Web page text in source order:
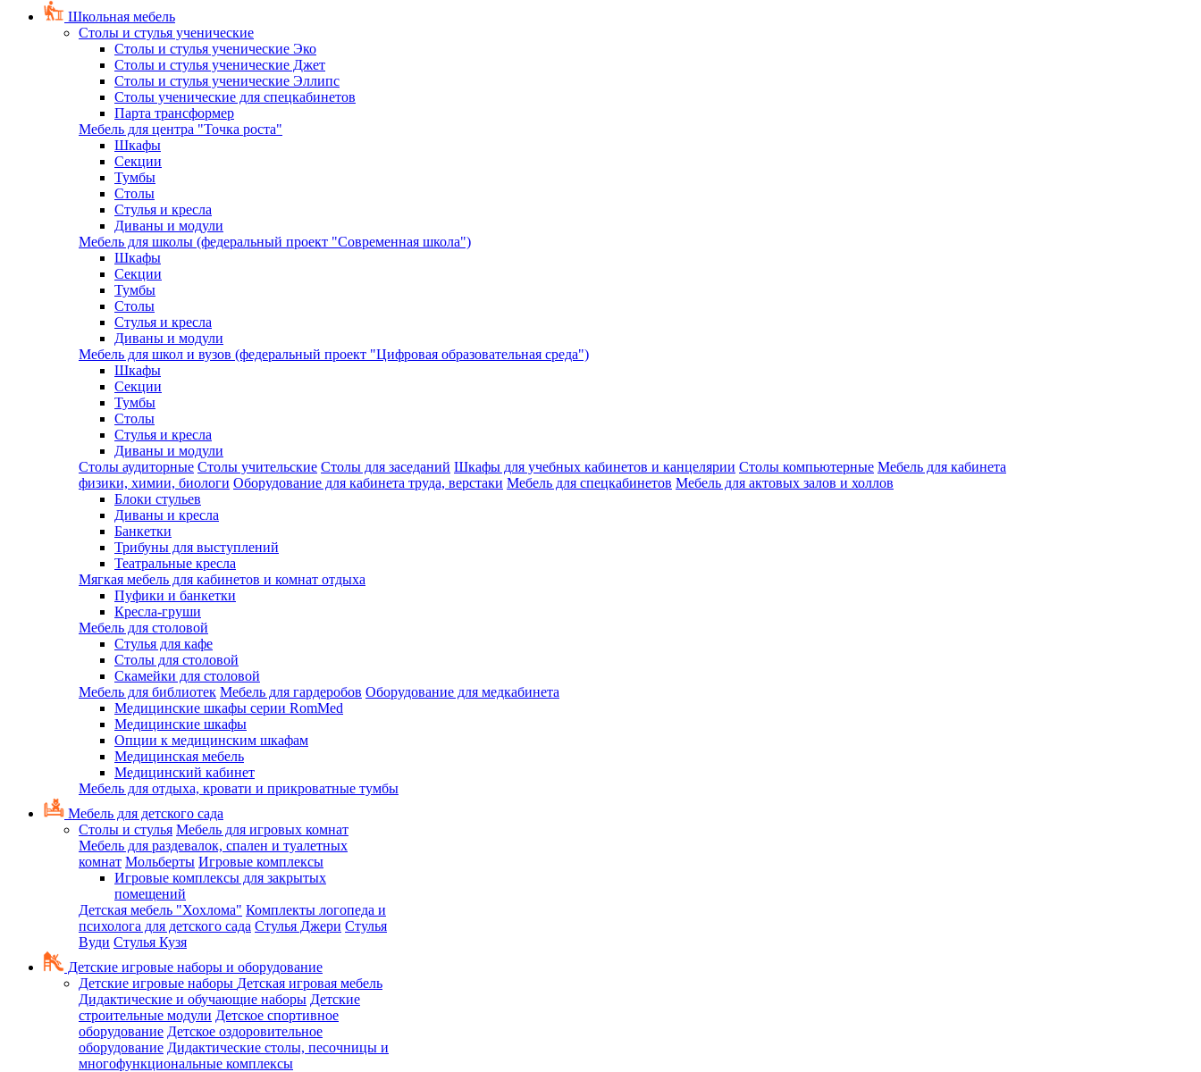
Школьная мебель
Столы и стулья ученические
Столы и стулья ученические Эко
Столы и стулья ученические Джет
Столы и стулья ученические Эллипс
Столы ученические для спецкабинетов
Парта трансформер
Мебель для центра "Точка роста"
Шкафы
Секции
Тумбы
Столы
Стулья и кресла
Диваны и модули
Мебель для школы (федеральный проект "Современная школа")
Шкафы
Секции
Тумбы
Столы
Стулья и кресла
Диваны и модули
Мебель для школ и вузов (федеральный проект "Цифровая образовательная среда")
Шкафы
Секции
Тумбы
Столы
Стулья и кресла
Диваны и модули
Столы аудиторные Столы учительские Столы для заседаний Шкафы для учебных кабинетов и канцелярии Столы компьютерные Мебель для кабинета
физики, химии, биологи Оборудование для кабинета труда, верстаки Мебель для спецкабинетов Мебель для актовых залов и холлов
Блоки стульев
Диваны и кресла
Банкетки
Трибуны для выступлений
Театральные кресла
Мягкая мебель для кабинетов и комнат отдыха
Пуфики и банкетки
Кресла-груши
Мебель для столовой
Cтулья для кафе
Cтолы для столовой
Скамейки для столовой
Мебель для библиотек Мебель для гардеробов Оборудование для медкабинета
Медицинские шкафы серии RomMed
Медицинские шкафы
Опции к медицинским шкафам
Медицинская мебель
Медицинский кабинет
Мебель для отдыха, кровати и прикроватные тумбы
Мебель для детского сада
Столы и стулья Мебель для игровых комнат
Мебель для раздевалок, спален и туалетных
комнат Мольберты Игровые комплексы
Игровые комплексы для закрытых
помещений
Детская мебель "Хохлома" Комплекты логопеда и
психолога для детского сада Стулья Джери Стулья
Вуди Стулья Кузя
Детские игровые наборы и оборудование
Детские игровые наборы Детская игровая мебель
Дидактические и обучающие наборы Детские
строительные модули Детское спортивное
оборудование Детское оздоровительное
оборудование Дидактические столы, песочницы и
многофункциональные комплексы